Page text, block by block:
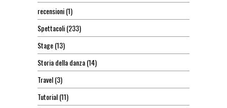
recensioni(1)
Spettacoli(233)
Stage(13)
Storia della danza(14)
Travel(3)
Tutorial(11)